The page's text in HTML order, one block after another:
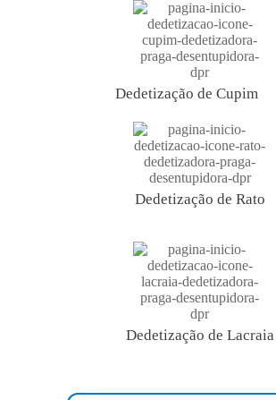
Dedetização de Cupim
Dedetização de Rato
Dedetização de Lacraia